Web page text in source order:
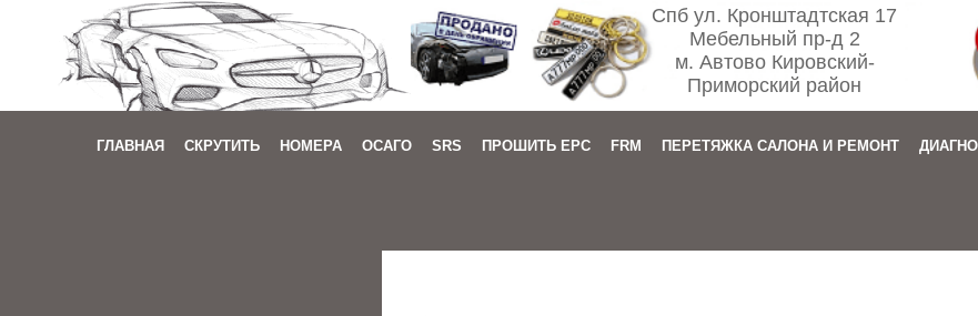
Спб ул. Кронштадтская 17
Мебельный пр-д 2
м. Автово Кировский-
Приморский район
ГЛАВНАЯ СКРУТИТЬ НОМЕРА ОСАГО SRS ПРОШИТЬ EPC FRM ПЕРЕТЯЖКА САЛОНА И РЕМОНТ